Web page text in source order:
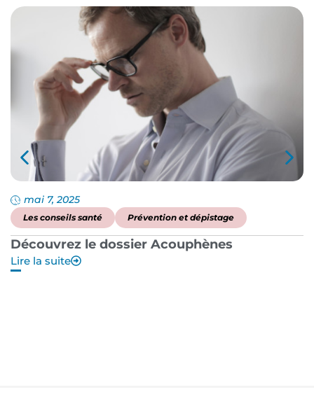
mai 7, 2025
Les conseils santé Prévention et dépistage
Découvrez le dossier Acouphènes
Lire la suite